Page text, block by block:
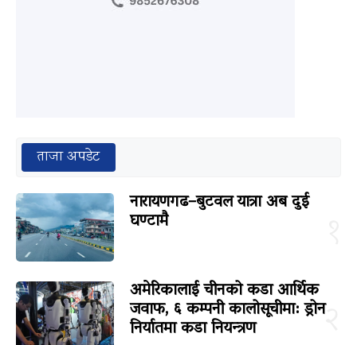
ताजा अपडेट
नारायणगढ–बुटवल यात्रा अब दुई
घण्टामै
२
अमेरिकालाई चीनको कडा आर्थिक
जवाफ, ६ कम्पनी कालोसूचीमा: ड्रोन
निर्यातमा कडा नियन्त्रण